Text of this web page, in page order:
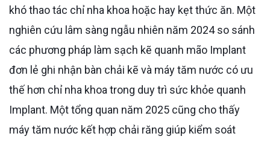
khó thao tác chỉ nha khoa hoặc hay kẹt thức ăn. Một
nghiên cứu lâm sàng ngẫu nhiên năm 2024 so sánh
các phương pháp làm sạch kẽ quanh mão Implant
đơn lẻ ghi nhận bàn chải kẽ và máy tăm nước có ưu
thế hơn chỉ nha khoa trong duy trì sức khỏe quanh
Implant. Một tổng quan năm 2025 cũng cho thấy
máy tăm nước kết hợp chải răng giúp kiểm soát